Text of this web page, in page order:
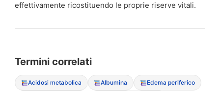
effettivamente ricostituendo le proprie riserve vitali.
Termini correlati
Acidosi metabolica Albumina Edema periferico